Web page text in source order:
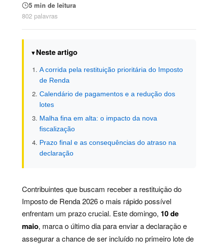
5 min de leitura
802 palavras
Neste artigo
A corrida pela restituição prioritária do Imposto
de Renda
Calendário de pagamentos e a redução dos
lotes
Malha fina em alta: o impacto da nova
fiscalização
Prazo final e as consequências do atraso na
declaração
Contribuintes que buscam receber a restituição do
Imposto de Renda 2026 o mais rápido possível
enfrentam um prazo crucial. Este domingo, 10 de
maio, marca o último dia para enviar a declaração e
assegurar a chance de ser incluído no primeiro lote de